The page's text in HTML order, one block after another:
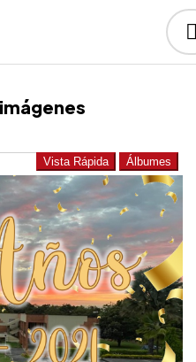
Vista Rápida Álbumes